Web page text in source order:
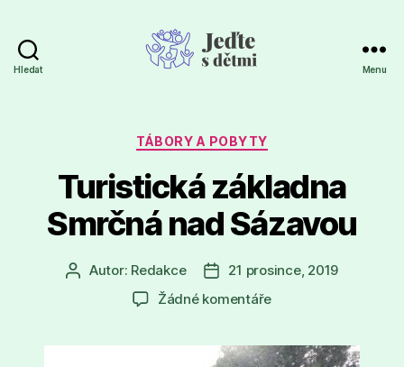
Hledat Menu
Rubriky
TÁBORY A POBYTY
Turistická základna
Smrčná nad Sázavou
Autor
příspěvku
Autor: Redakce
Datum
příspěvku
21 prosince, 2019
Žádné komentářeu
názvem